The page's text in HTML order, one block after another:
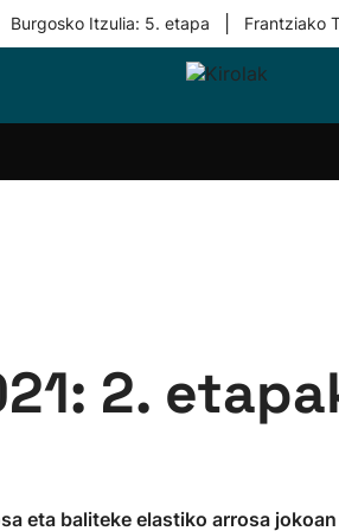
Burgosko Itzulia: 5. etapa Frantziako
Taldeak
2.
eta baliteke elastiko arrosa